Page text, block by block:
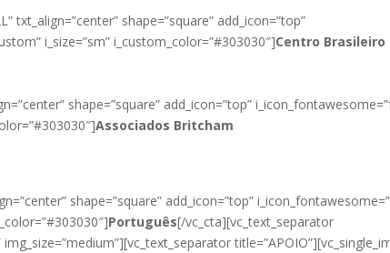
txt_align=”center” shape=”square” add_icon=”top”
i_size=”sm” i_custom_color=”#303030″]Centro Brasileiro
shape=”square” add_icon=”top”
Associados Britcham
shape=”square” add_icon=”top”
Português[/vc_cta][vc_text_separator